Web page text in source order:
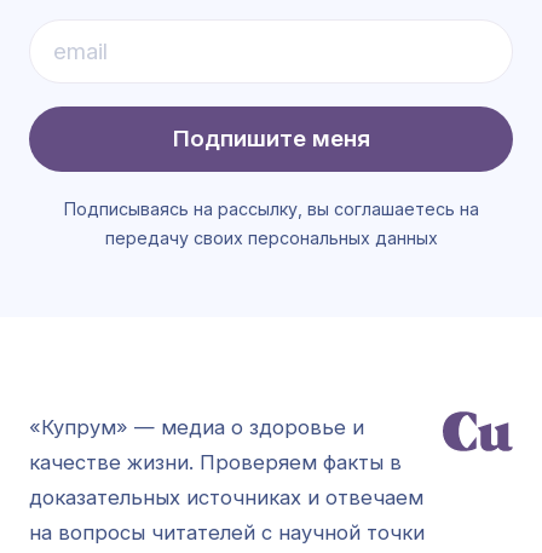
Подпишите меня
Подписываясь на рассылку, вы соглашаетесь на
передачу своих персональных данных
«Купрум» — медиа о здоровье и
качестве жизни. Проверяем факты в
доказательных источниках и отвечаем
на вопросы читателей с научной точки